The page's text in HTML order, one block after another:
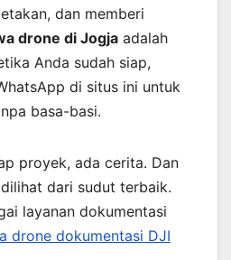
dan memberi
drone di Jogja adalah
Anda sudah siap,
di situs ini untuk
basa-basi.
proyek, ada cerita. Dan
dari sudut terbaik.
layanan dokumentasi
drone dokumentasi DJI